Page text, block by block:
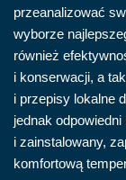
przeanalizować
wyborze
również
i konserwacji, a
i przepisy lokalne
jednak
i zainstalowany,
komfortową